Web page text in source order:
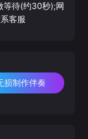
等待(约30秒);网
客服
损制作伴奏